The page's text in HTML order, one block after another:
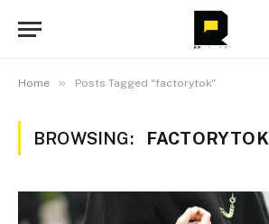
Home » Posts Tagged "factorytok"
BROWSING: FACTORYTOK